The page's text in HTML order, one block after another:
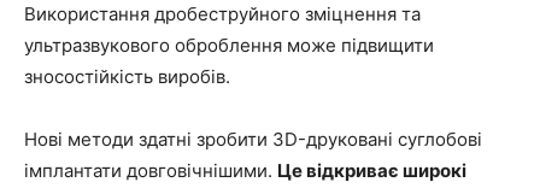
Використання дробеструйного зміцнення та
ультразвукового оброблення може підвищити
зносостійкість виробів.
Нові методи здатні зробити 3D-друковані суглобові
імплантати довговічнішими. Це відкриває широкі